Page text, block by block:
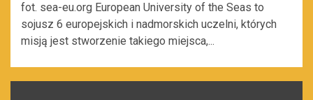
fot. sea-eu.org European University of the Seas to
sojusz 6 europejskich i nadmorskich uczelni, których
misją jest stworzenie takiego miejsca,...